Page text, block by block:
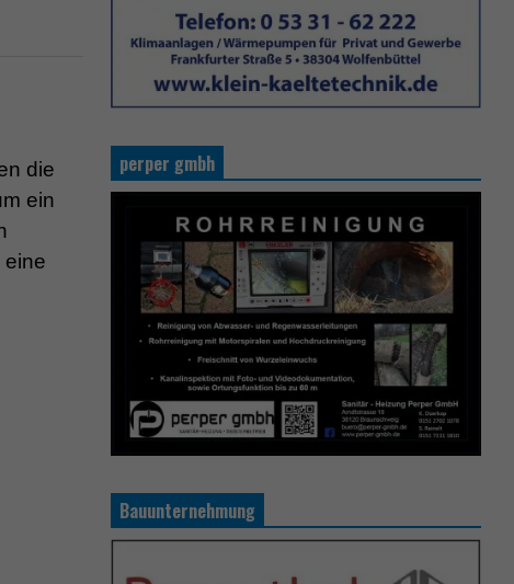
die
ein
eine
perper gmbh
Bauunternehmung